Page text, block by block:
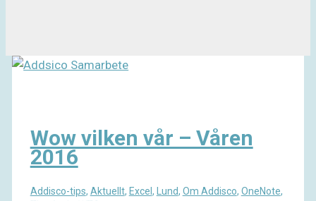
Wow vilken vår – Våren
2016
Addisco-tips, Aktuellt, Excel , Lund, Om Addisco, OneNote,